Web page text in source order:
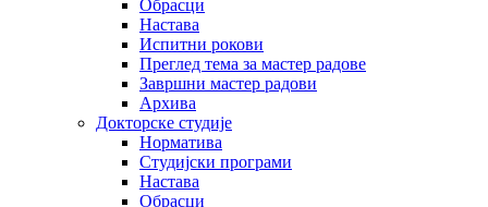
Обрасци
Настава
Испитни рокови
Преглед тема за мастер радове
Завршни мастер радови
Архива
Докторске студије
Норматива
Студијски програми
Настава
Обрасци